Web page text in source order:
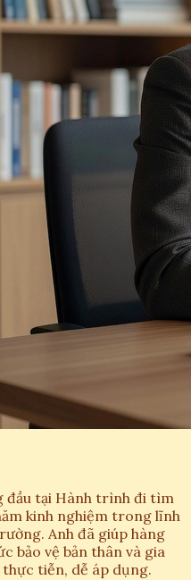
đầu tại Hành trình đi tìm
kinh nghiệm trong lĩnh
Anh đã giúp hàng
bảo vệ bản thân và gia
tiễn, dễ áp dụng.